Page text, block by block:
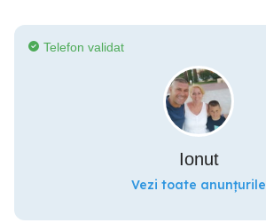
Telefon validat
Ionut
Vezi toate anunțurile